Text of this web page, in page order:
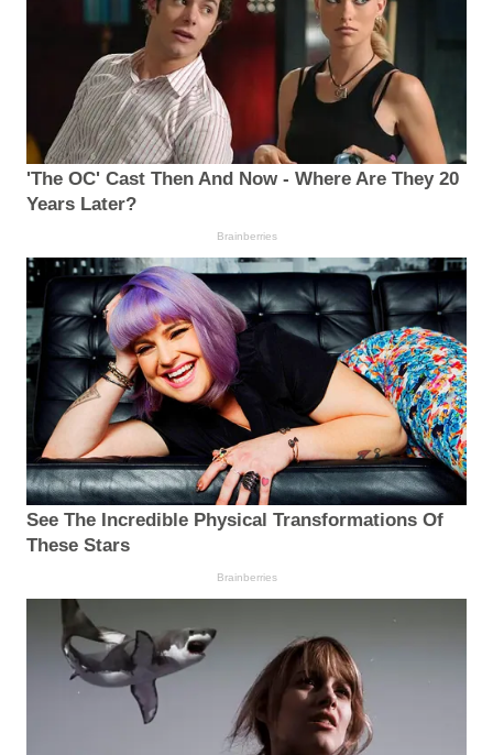
'The OC' Cast Then And Now - Where Are They 20
Years Later?
Brainberries
See The Incredible Physical Transformations Of
These Stars
Brainberries